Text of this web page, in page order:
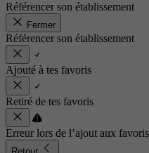
Référencer son établissement
Fermer
Référencer son établissement
Ajouté à tes favoris
Retiré de tes favoris
Erreur lors de l’ajout aux favoris